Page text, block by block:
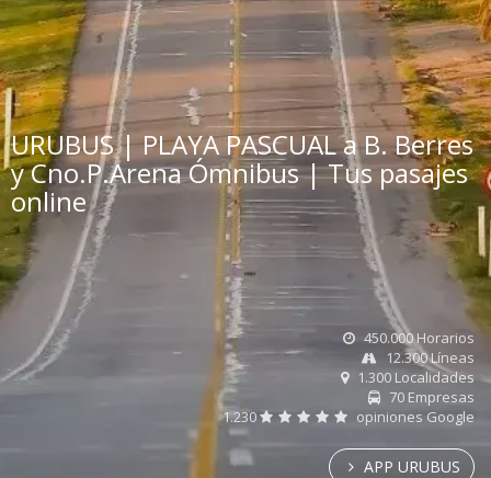
URUBUS | PLAYA PASCUAL a B. Berres
y Cno.P.Arena Ómnibus | Tus pasajes
online
450.000 Horarios
12.300 Líneas
1.300 Localidades
70 Empresas
1.230
opiniones Google
APP URUBUS